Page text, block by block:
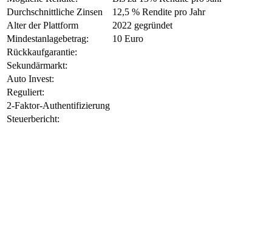
Durchschnittliche Zinsen
12,5 % Rendite pro Jahr
Alter der Plattform
2022 gegründet
Mindestanlagebetrag:
10 Euro
Rückkaufgarantie:
Sekundärmarkt:
Auto Invest:
Reguliert:
2-Faktor-Authentifizierung
Steuerbericht: